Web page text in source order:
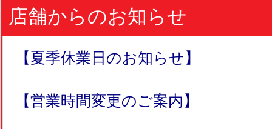
店舗からのお知らせ
【夏季休業日のお知らせ】
【営業時間変更のご案内】